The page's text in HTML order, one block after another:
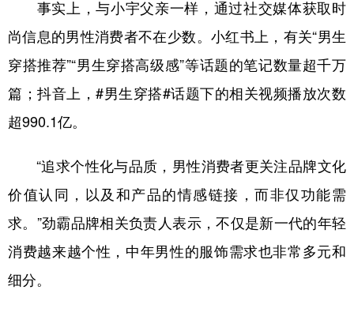
事实上，与小宇父亲一样，通过社交媒体获取时
尚信息的男性消费者不在少数。小红书上，有关“男生
穿搭推荐”“男生穿搭高级感”等话题的笔记数量超千万
篇；抖音上，#男生穿搭#话题下的相关视频播放次数
超990.1亿。
“追求个性化与品质，男性消费者更关注品牌文化
价值认同，以及和产品的情感链接，而非仅功能需
求。”劲霸品牌相关负责人表示，不仅是新一代的年轻
消费越来越个性，中年男性的服饰需求也非常多元和
细分。